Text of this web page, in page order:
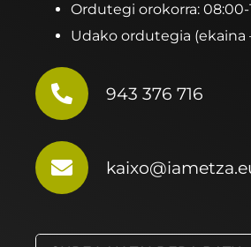
Ordutegi orokorra:
Udako ordutegia (ekaina
943 376 716